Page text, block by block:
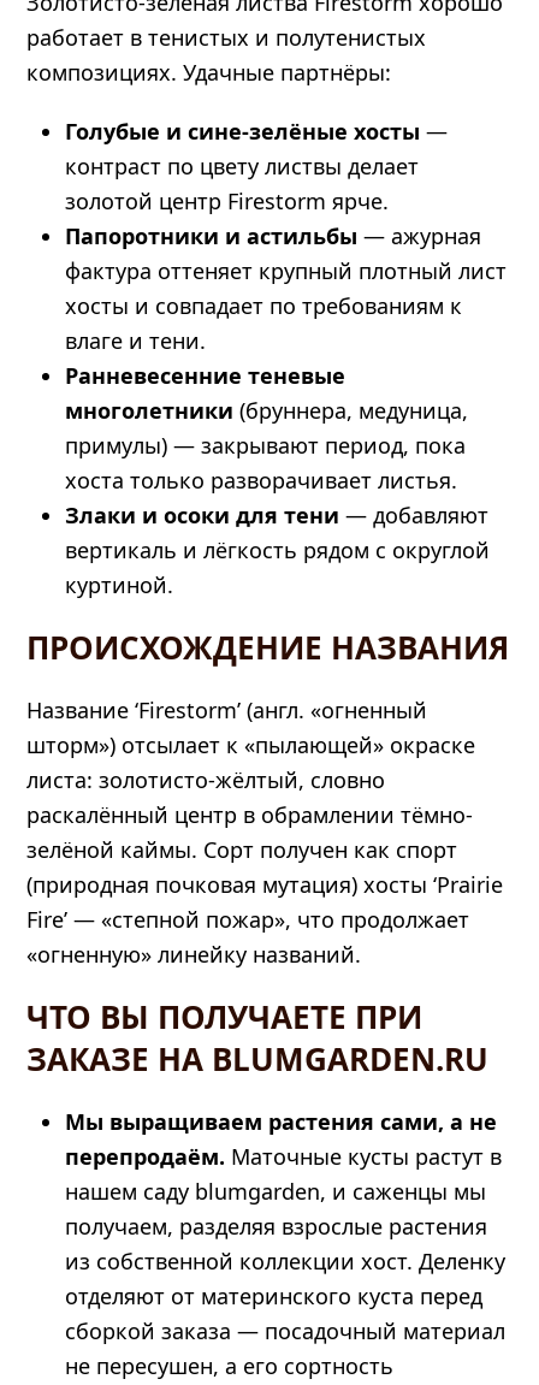
работает в тенистых и полутенистых
композициях. Удачные партнёры:
Голубые и сине-зелёные хосты —
контраст по цвету листвы делает
золотой центр Firestorm ярче.
Папоротники и астильбы — ажурная
фактура оттеняет крупный плотный лист
хосты и совпадает по требованиям к
влаге и тени.
Ранневесенние теневые
многолетники (бруннера, медуница,
примулы) — закрывают период, пока
хоста только разворачивает листья.
Злаки и осоки для тени — добавляют
вертикаль и лёгкость рядом с округлой
куртиной.
ПРОИСХОЖДЕНИЕ НАЗВАНИЯ
Название ‘Firestorm’ (англ. «огненный
шторм») отсылает к «пылающей» окраске
листа: золотисто-жёлтый, словно
раскалённый центр в обрамлении тёмно-
зелёной каймы. Сорт получен как спорт
(природная почковая мутация) хосты ‘Prairie
Fire’ — «степной пожар», что продолжает
«огненную» линейку названий.
ЧТО ВЫ ПОЛУЧАЕТЕ ПРИ
ЗАКАЗЕ НА BLUMGARDEN.RU
Мы выращиваем растения сами, а не
перепродаём. Маточные кусты растут в
нашем саду blumgarden, и саженцы мы
получаем, разделяя взрослые растения
из собственной коллекции хост. Деленку
отделяют от материнского куста перед
сборкой заказа — посадочный материал
не пересушен, а его сортность